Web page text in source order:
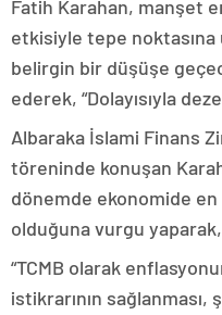
Fatih Karahan, manşet
etkisiyle tepe noktasına
belirgin bir düşüşe
ederek, “Dolayısıyla
Albaraka İslami Finans
töreninde konuşan
dönemde ekonomide
olduğuna vurgu
“TCMB olarak
istikrarının